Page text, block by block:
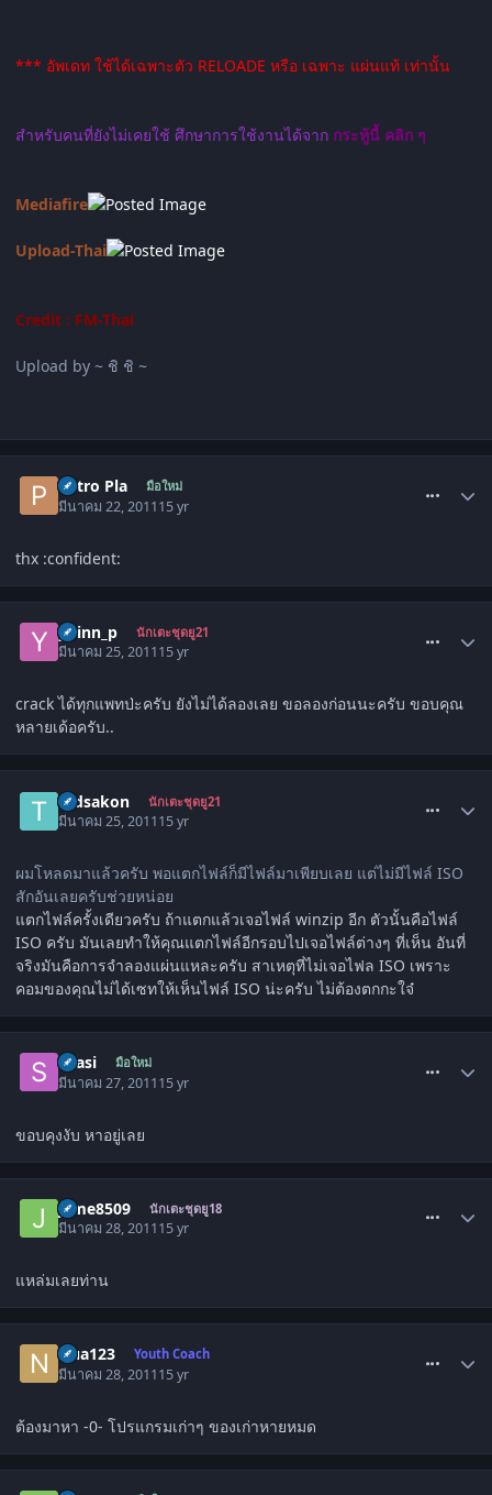
*** อัพเดท ใช้ได้เฉพาะตัว RELOADE หรือ เฉพาะ แผ่นแท้ เท่านั้น
สำหรับคนที่ยังไม่เคยใช้ ศึกษาการใช้งานได้จาก กระทู้นี้ คลิก ๆ
Mediafire
Upload-Thai
Credit : FM-Thai
Upload by ~ ชิ ชิ ~
Petro Pla มือใหม่
มีนาคม 22, 201115 yr
thx :confident:
yuinn_p นักเตะชุดยู21
มีนาคม 25, 201115 yr
crack ได้ทุกแพทป่ะครับ ยังไม่ได้ลองเลย ขอลองก่อนนะครับ ขอบคุณ
หลายเด้อครับ..
tadsakon นักเตะชุดยู21
มีนาคม 25, 201115 yr
ผมโหลดมาแล้วครับ พอแตกไฟล์ก็มีไฟล์มาเพียบเลย แต่ไม่มีไฟล์ ISO
สักอันเลยครับช่วยหน่อย
แตกไฟล์ครั้งเดียวครับ ถ้าแตกแล้วเจอไฟล์ winzip อีก ตัวนั้นคือไฟล์
ISO ครับ มันเลยทำให้คุณแตกไฟล์อีกรอบไปเจอไฟล์ต่างๆ ที่เห็น อันที่
จริงมันคือการจำลองแผ่นแหละครับ สาเหตุที่ไม่เจอไฟล ISO เพราะ
คอมของคุณไม่ได้เซทให้เห็นไฟล์ ISO น่ะครับ ไม่ต้องตกกะใจ๋
spasi มือใหม่
มีนาคม 27, 201115 yr
ขอบคุงงับ หาอยู่เลย
jame8509 นักเตะชุดยู18
มีนาคม 28, 201115 yr
แหล่มเลยท่าน
Nua123 Youth Coach
มีนาคม 28, 201115 yr
ต้องมาหา -0- โปรแกรมเก่าๆ ของเก่าหายหมด